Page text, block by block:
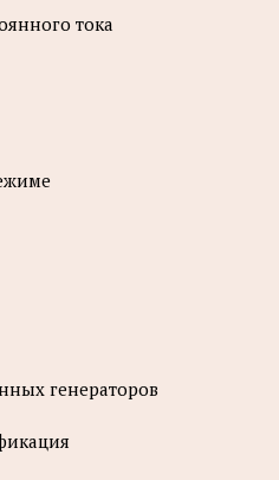
тока
генераторов